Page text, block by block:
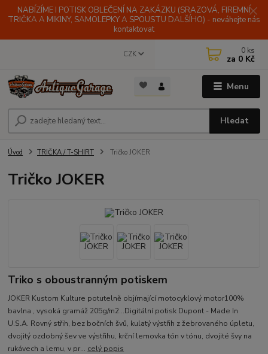
NABÍZÍME I POTISK OBLEČENÍ NA ZAKÁZKU (SRAZOVÁ, FIREMNÍ
TRIČKA A MIKINY, SAMOLEPKY A SPOUSTU DALŠÍHO) - neváhejte nás
kontaktovat
Menu
CZK
Hledat
0 ks
za 0 Kč
Úvod TRIČKA / T-SHIRT Tričko JOKER
Tričko JOKER
Triko s oboustranným potiskem
JOKER Kustom Kulture potutelně objímající motocyklový motor100%
bavlna , vysoká gramáž 205g/m2...Digitální potisk Dupont - Made In
U.S.A. Rovný střih, bez bočních švů, kulatý výstřih z žebrovaného úpletu,
dvojitý ozdobný šev ve výstřihu, krční lemovka tón v tónu, dvojité švy na
rukávech a lemu, v pr... celý popis